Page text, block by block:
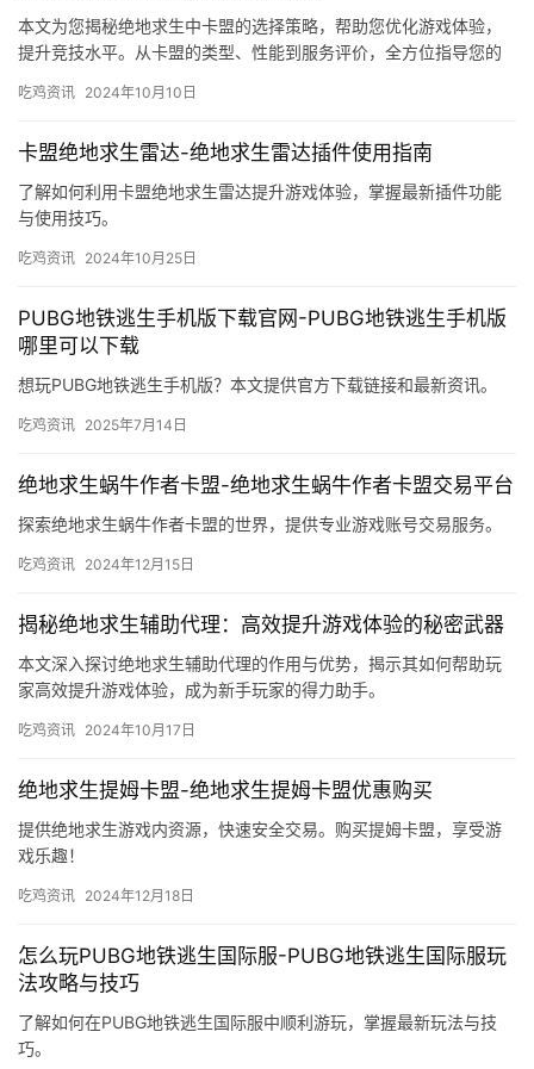
本文为您揭秘绝地求生中卡盟的选择策略，帮助您优化游戏体验，
提升竞技水平。从卡盟的类型、性能到服务评价，全方位指导您的
吃鸡资讯 2024年10月10日
卡盟绝地求生雷达-绝地求生雷达插件使用指南
了解如何利用卡盟绝地求生雷达提升游戏体验，掌握最新插件功能
与使用技巧。
吃鸡资讯 2024年10月25日
PUBG地铁逃生手机版下载官网-PUBG地铁逃生手机版
哪里可以下载
想玩PUBG地铁逃生手机版？本文提供官方下载链接和最新资讯。
吃鸡资讯 2025年7月14日
绝地求生蜗牛作者卡盟-绝地求生蜗牛作者卡盟交易平台
探索绝地求生蜗牛作者卡盟的世界，提供专业游戏账号交易服务。
吃鸡资讯 2024年12月15日
揭秘绝地求生辅助代理：高效提升游戏体验的秘密武器
本文深入探讨绝地求生辅助代理的作用与优势，揭示其如何帮助玩
家高效提升游戏体验，成为新手玩家的得力助手。
吃鸡资讯 2024年10月17日
绝地求生提姆卡盟-绝地求生提姆卡盟优惠购买
提供绝地求生游戏内资源，快速安全交易。购买提姆卡盟，享受游
戏乐趣！
吃鸡资讯 2024年12月18日
怎么玩PUBG地铁逃生国际服-PUBG地铁逃生国际服玩
法攻略与技巧
了解如何在PUBG地铁逃生国际服中顺利游玩，掌握最新玩法与技
巧。